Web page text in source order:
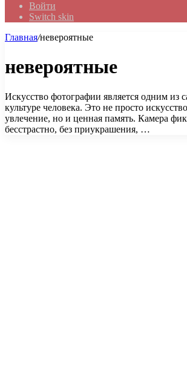
Войти
Switch skin
Главная/невероятные
невероятные
Искусство фотографии является одним из
культуре человека. Это не просто
увлечение, но и ценная память. Камера
бесстрастно, без приукрашения, …